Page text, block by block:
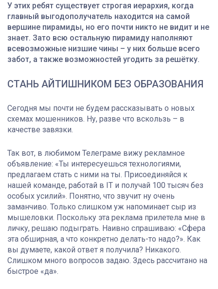
У этих ребят существует строгая иерархия, когда
главный выгодополучатель находится на самой
вершине пирамиды, но его почти никто не видит и не
знает. Зато всю остальную пирамиду наполняют
всевозможные низшие чины – у них больше всего
забот, а также возможностей угодить за решётку.
СТАНЬ АЙТИШНИКОМ БЕЗ ОБРАЗОВАНИЯ
Сегодня мы почти не будем рассказывать о новых
схемах мошенников. Ну, разве что вскользь – в
качестве завязки.
Так вот, в любимом Телеграме вижу рекламное
объявление: «Ты интересуешься технологиями,
предлагаем стать с ними на ты. Присоединяйся к
нашей команде, работай в IT и получай 100 тысяч без
особых усилий». Понятно, что звучит ну очень
заманчиво. Только слишком уж напоминает сыр из
мышеловки. Поскольку эта реклама прилетела мне в
личку, решаю подыграть. Наивно спрашиваю: «Сфера
эта обширная, а что конкретно делать-то надо?». Как
вы думаете, какой ответ я получила? Никакого.
Слишком много вопросов задаю. Здесь рассчитано на
быстрое «да».